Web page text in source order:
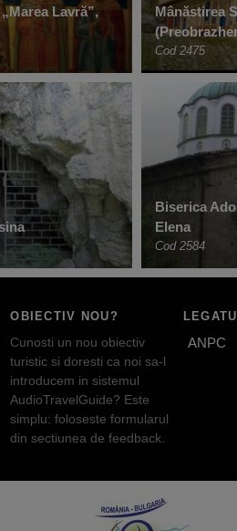
Lavră”,
Mânăstirea
Cod 2475
Biserica
Elena
Cod 2584
OBIECTIV NOU?
Cunosti un nou obiectiv
turistic si doresti ca noi sa-l
introducem in sistemul
AudioTravelGuide? Este
simplu: foloseste formularul
din sectiunea de feedback.
ANPC